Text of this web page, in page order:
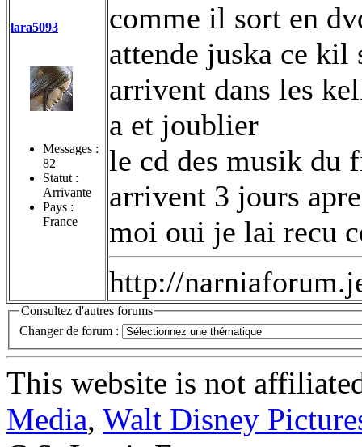
lara5093
Messages :
82
Statut :
Arrivante
Pays :
France
comme il sort en
attende juska ce
arrivent dans les
a et joublier
le cd des musik du
arrivent 3 jours
moi oui je lai recu
http://
Consultez d'autres forums
Changer de forum :
This website is not
Media, Walt Disney